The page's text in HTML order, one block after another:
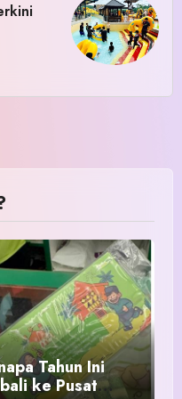
Tahun Ini
ke Pusat